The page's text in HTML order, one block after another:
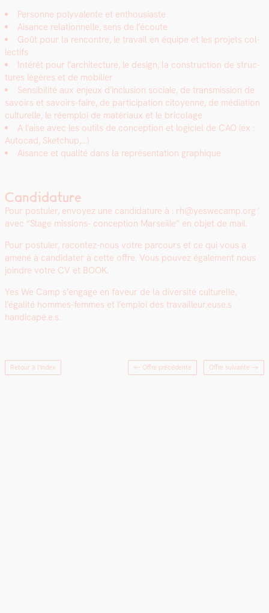
Per­son­ne poly­va­lente et ent­hou­si­aste
Aisance rela­tion­nelle, sens de l’écoute
Goût pour la ren­con­tre, le tra­vail en équipe et les pro­jets col­
lec­tifs
Intérêt pour l’architecture, le design, la con­struc­tion de struc­
tures légères et de mobili­er
Sen­si­bil­ité aux enjeux d’inclusion sociale, de trans­mis­sion de
savoirs et savoirs-faire, de par­tic­i­pa­tion citoyenne, de médi­a­tion
cul­turelle, le réem­ploi de matéri­aux et le brico­lage
A l’aise avec les out­ils de con­cep­tion et logi­ciel de CAO (ex :
Auto­cad, Sketchup,…)
Aisance et qual­ité dans la représen­ta­tion graphique
Candidature
Pour pos­tuler, envoyez une can­di­da­ture à : rh@yeswecamp.org
avec “Stage mis­sions- con­cep­tion Mar­seille” en objet de mail.
Pour pos­tuler, racon­tez-nous votre par­cours et ce qui vous a
amené à can­di­dater à cette offre. Vous pou­vez égale­ment nous
join­dre votre CV et BOOK.
Yes We Camp s’engage en faveur de la diver­sité cul­turelle,
l’égalité hommes-femmes et l’emploi des travailleur.euse.s
handicapé.e.s.
Retour à l'index ← Offre précédente Offre suivante →